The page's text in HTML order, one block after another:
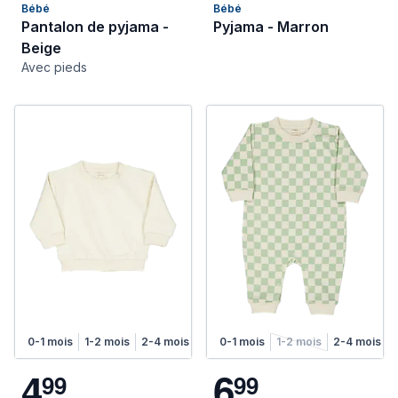
Bébé
Pantalon de pyjama -
Beige
Avec pieds
Bébé
Pyjama - Marron
0-1 mois 1-2 mois 2-4 mois 4-6 mois
99
0-1 mois 1-2 mois 2-4 mois
99